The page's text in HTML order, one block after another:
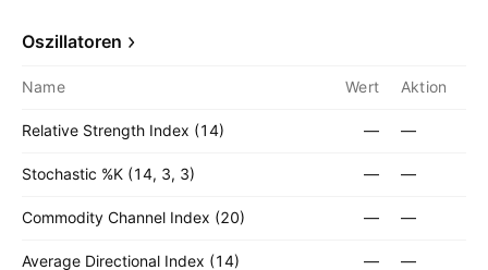
Oszillatoren
Name Wert Aktion
Relative Strength Index (14) — —
Stochastic %K (14, 3, 3) — —
Commodity Channel Index (20) — —
Average Directional Index (14) — —